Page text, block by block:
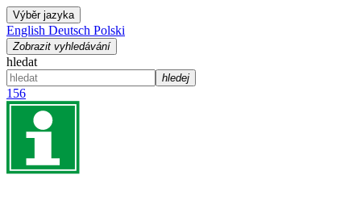
Výběr jazyka
English Deutsch Polski
Zobrazit vyhledávání
hledat
hledej
156